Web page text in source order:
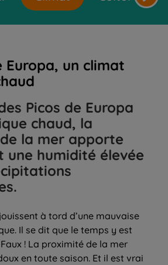
Europa, un climat
Picos de Europa
chaud, la
la mer apporte
une humidité élevée
à tord d’une mauvaise
Il se dit que le temps y est
! La proximité de la mer
en toute saison. Et il est vrai